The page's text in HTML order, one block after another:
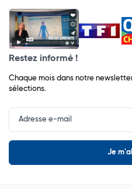
Restez informé !
Chaque mois dans notre
sélections.
Input
Newsletter